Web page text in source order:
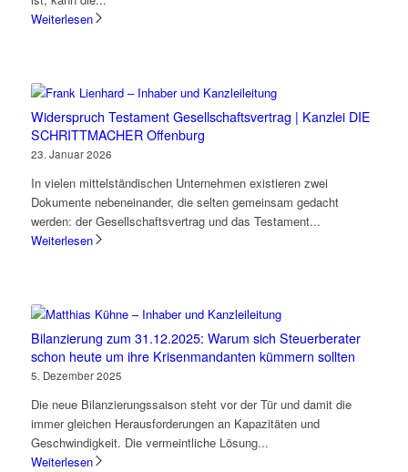
Weiterlesen
Widerspruch Testament Gesellschaftsvertrag | Kanzlei DIE
SCHRITTMACHER Offenburg
23. Januar 2026
In vielen mittelständischen Unternehmen existieren zwei
Dokumente nebeneinander, die selten gemeinsam gedacht
werden: der Gesellschaftsvertrag und das Testament...
Weiterlesen
Bilanzierung zum 31.12.2025: Warum sich Steuerberater
schon heute um ihre Krisenmandanten kümmern sollten
5. Dezember 2025
Die neue Bilanzierungssaison steht vor der Tür und damit die
immer gleichen Herausforderungen an Kapazitäten und
Geschwindigkeit. Die vermeintliche Lösung...
Weiterlesen